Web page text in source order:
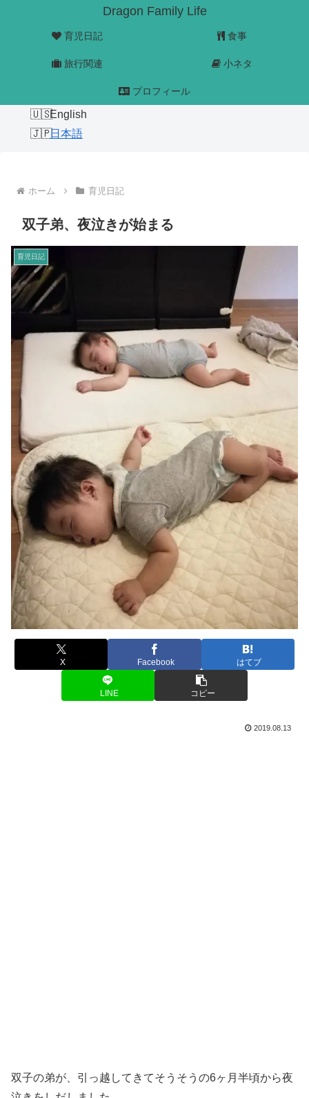
Dragon Family Life
育児日記 食事
旅行関連 小ネタ
プロフィール
English
日本語
ホーム 育児日記
双子弟、夜泣きが始まる
育児日記
X Facebook はてブ
LINE コピー
2019.08.13
双子の弟が、引っ越してきてそうそうの6ヶ月半頃から夜